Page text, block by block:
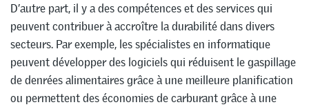
D’autre part, il y a des compétences et des services qui
peuvent contribuer à accroître la durabilité dans divers
secteurs. Par exemple, les spécialistes en informatique
peuvent développer des logiciels qui réduisent le gaspillage
de denrées alimentaires grâce à une meilleure planification
ou permettent des économies de carburant grâce à une